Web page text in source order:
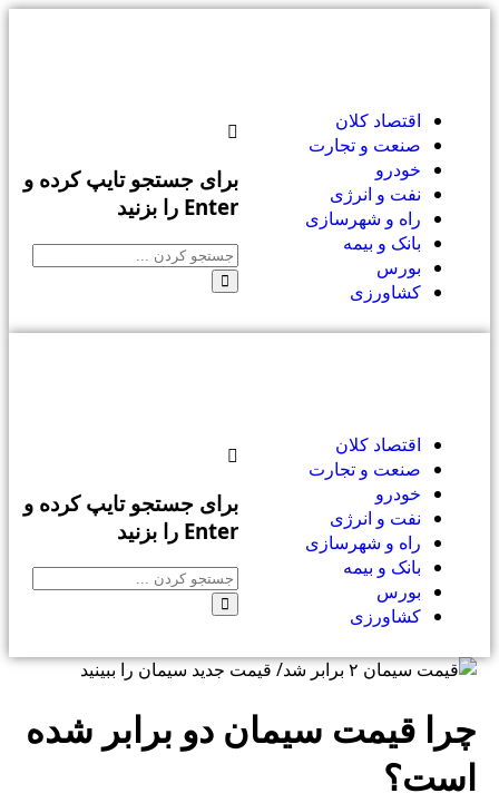
اقتصاد کلان
صنعت و تجارت
خودرو
نفت و انرژی
راه و شهرسازی
بانک و بیمه
بورس
کشاورزی
برای جستجو تایپ کرده و
Enter را بزنید
اقتصاد کلان
صنعت و تجارت
خودرو
نفت و انرژی
راه و شهرسازی
بانک و بیمه
بورس
کشاورزی
برای جستجو تایپ کرده و
Enter را بزنید
چرا قیمت سیمان دو برابر شده
است؟